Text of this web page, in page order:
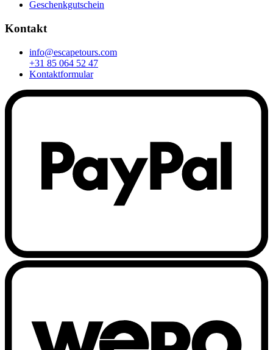
Geschenkgutschein
Kontakt
info@escapetours.com
+31 85 064 52 47
Kontaktformular